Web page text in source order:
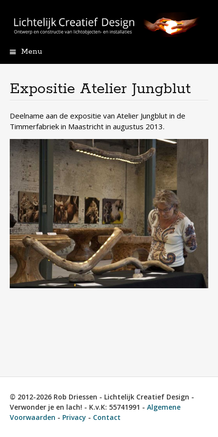
Menu
Expositie Atelier Jungblut
Deelname aan de expositie van Atelier Jungblut in de
Timmerfabriek in Maastricht in augustus 2013.
© 2012-2026 Rob Driessen - Lichtelijk Creatief Design -
Verwonder je en lach! - K.v.K: 55741991 - Algemene
Voorwaarden - Privacy - Contact